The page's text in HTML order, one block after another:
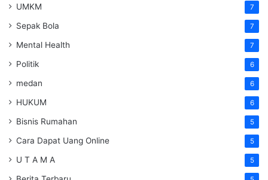
UMKM 7
Sepak Bola 7
Mental Health 7
Politik 6
medan 6
HUKUM 6
Bisnis Rumahan 5
Cara Dapat Uang Online 5
U T A M A 5